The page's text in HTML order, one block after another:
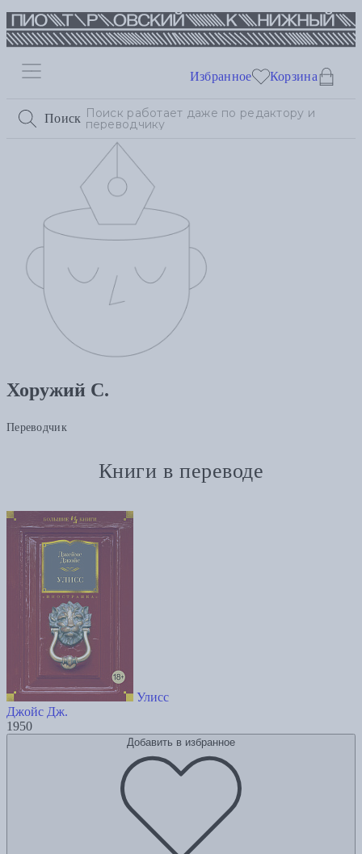
Поиск
Избранное Корзина
Хоружий С.
Переводчик
Книги в переводе
Улисс
Джойс Дж.
1950
Добавить в избранное